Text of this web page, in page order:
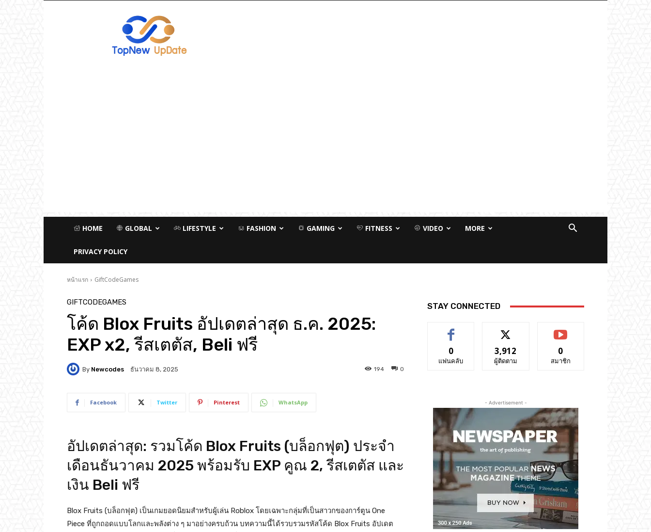
HOME GLOBAL LIFESTYLE FASHION GAMING FITNESS VIDEO MORE
PRIVACY POLICY
หน้าแรก GiftCodeGames
GIFTCODEGAMES
โค้ด Blox Fruits อัปเดตล่าสุด ธ.ค. 2025:
EXP x2, รีสเตตัส, Beli ฟรี
By Newcodes ธันวาคม 8, 2025 0
194
Facebook Twitter Pinterest WhatsApp
อัปเดตล่าสุด: รวมโค้ด Blox Fruits (บล็อกฟุต) ประจำ
เดือนธันวาคม 2025 พร้อมรับ EXP คูณ 2, รีสเตตัส และ
เงิน Beli ฟรี
Blox Fruits (บล็อกฟุต) เป็นเกมยอดนิยมสำหรับผู้เล่น Roblox โดยเฉพาะกลุ่มที่เป็นสาวกของการ์ตูน One
Piece ที่ถูกถอดแบบโลกและพลังต่าง ๆ มาอย่างครบถ้วน บทความนี้ได้รวบรวมรหัสโค้ด Blox Fruits อัปเดต
STAY CONNECTED
0
แฟนคลับ
3,912
ผู้ติดตาม
0
สมาชิก
- Advertisement -